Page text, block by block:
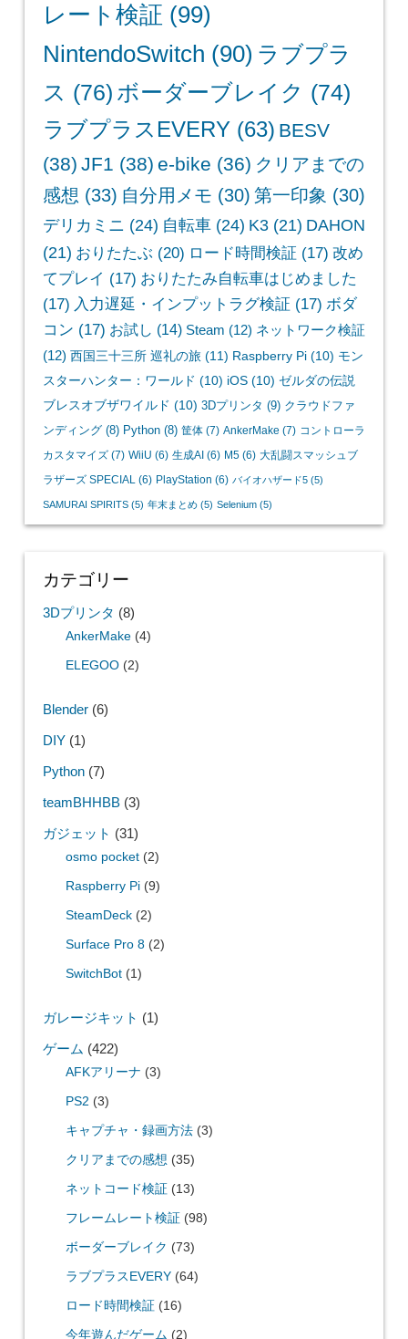
レート検証 (99)
NintendoSwitch (90) ラブプラ
ス (76) ボーダーブレイク (74)
ラブプラスEVERY(63) BESV
(38) JF1 (38) e-bike (36) クリアまでの
感想 (33) 自分用メモ (30) 第一印象 (30)
デリカミニ (24) 自転車(24) K3(21) DAHON
(21) おりたたぶ (20) ロード時間検証 (17) 改め
てプレイ (17) おりたたみ自転車はじめました
(17) 入力遅延・インプットラグ検証 (17) ボダ
コン (17) お試し (14) Steam (12) ネットワーク検証
(12) 西国三十三所 巡礼の旅(11) Raspberry Pi(10) モン
スターハンター：ワールド (10) iOS(10) ゼルダの伝説
ブレスオブザワイルド (10) 3Dプリンタ (9) クラウドファ
ンディング(8) Python(8) 筐体(7) AnkerMake (7) コントローラ
カスタマイズ(7) WiiU (6) 生成AI (6) M5(6) 大乱闘スマッシュブ
ラザーズ SPECIAL (6) PlayStation (6) バイオハザード5(5)
SAMURAI SPIRITS(5) 年末まとめ(5) Selenium(5)
カテゴリー
3Dプリンタ (8)
AnkerMake(4)
ELEGOO(2)
Blender(6)
DIY(1)
Python(7)
teamBHHBB(3)
ガジェット (31)
osmo pocket(2)
Raspberry Pi(9)
SteamDeck(2)
Surface Pro 8(2)
SwitchBot(1)
ガレージキット (1)
ゲーム (422)
AFKアリーナ (3)
PS2 (3)
キャプチャ・録画方法(3)
クリアまでの感想 (35)
ネットコード検証 (13)
フレームレート検証 (98)
ボーダーブレイク (73)
ラブプラスEVERY(64)
ロード時間検証 (16)
今年遊んだゲーム (2)